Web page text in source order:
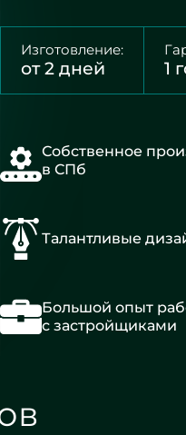
Изготовление:
от 2 дней 1
Собственное
в СПб
Талантливые
Большой опыт
с застройщиками